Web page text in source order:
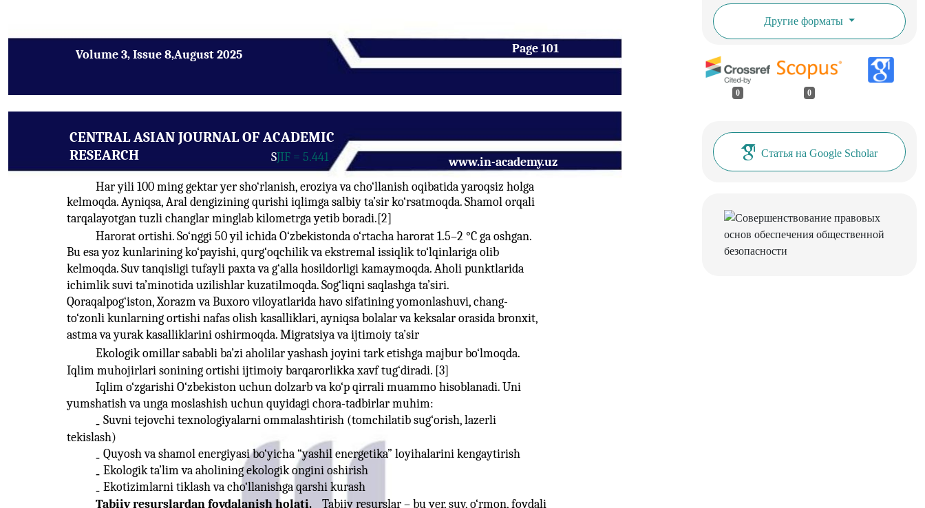
Page 101
Volume 3, Issue 8,August 2025
CENTRAL ASIAN JOURNAL OF ACADEMIC
RESEARCH
SJIF = 5.441
www.in-academy.uz
Har yili 100 ming gektar yer sho‘rlanish, eroziya va cho‘llanish oqibatida yaroqsiz holga
kelmoqda. Ayniqsa, Aral dengizining qurishi iqlimga salbiy ta’sir ko‘rsatmoqda. Shamol orqali
tarqalayotgan tuzli changlar minglab kilometrga yetib boradi.[2]
Harorat ortishi. So‘nggi 50 yil ichida O‘zbekistonda o‘rtacha harorat 1.5–2 °C ga oshgan.
Bu esa yoz kunlarining ko‘payishi, qurg‘oqchilik va ekstremal issiqlik to‘lqinlariga olib
kelmoqda. Suv tanqisligi tufayli paxta va g‘alla hosildorligi kamaymoqda. Aholi punktlarida
ichimlik suvi ta’minotida uzilishlar kuzatilmoqda. Sog‘liqni saqlashga ta’siri.
Qoraqalpog‘iston, Xorazm va Buxoro viloyatlarida havo sifatining yomonlashuvi, chang-
to‘zonli kunlarning ortishi nafas olish kasalliklari, ayniqsa bolalar va keksalar orasida bronxit,
astma va yurak kasalliklarini oshirmoqda. Migratsiya va ijtimoiy ta’sir
Ekologik omillar sababli ba’zi aholilar yashash joyini tark etishga majbur bo‘lmoqda.
Iqlim muhojirlari sonining ortishi ijtimoiy barqarorlikka xavf tug‘diradi. [3]
Iqlim o‘zgarishi O‘zbekiston uchun dolzarb va ko‘p qirrali muammo hisoblanadi. Uni
yumshatish va unga moslashish uchun quyidagi chora-tadbirlar muhim:
- Suvni tejovchi texnologiyalarni ommalashtirish (tomchilatib sug‘orish, lazerli
tekislash)
- Quyosh va shamol energiyasi bo‘yicha “yashil energetika” loyihalarini kengaytirish
- Ekologik ta’lim va aholining ekologik ongini oshirish
- Ekotizimlarni tiklash va cho‘llanishga qarshi kurash
Tabiiy resurslardan foydalanish holati.
Tabiiy resurslar – bu yer, suv, o‘rmon, foydali
Другие форматы
0 0
Статья на Google Scholar